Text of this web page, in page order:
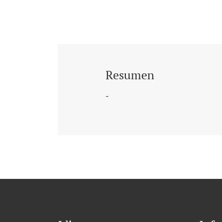
Resumen
-